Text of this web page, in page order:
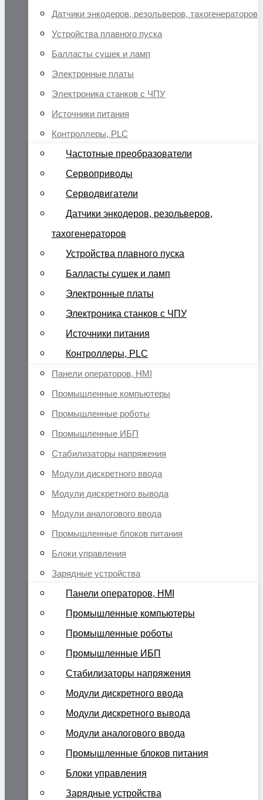
Датчики энкодеров, резольверов, тахогенераторов
Устройства плавного пуска
Балласты сушек и ламп
Электронные платы
Электроника станков с ЧПУ
Источники питания
Контроллеры, PLC
Частотные преобразователи
Сервоприводы
Серводвигатели
Датчики энкодеров, резольверов,
тахогенераторов
Устройства плавного пуска
Балласты сушек и ламп
Электронные платы
Электроника станков с ЧПУ
Источники питания
Контроллеры, PLC
Панели операторов, HMI
Промышленные компьютеры
Промышленные роботы
Промышленные ИБП
Стабилизаторы напряжения
Модули дискретного ввода
Модули дискретного вывода
Модули аналогового ввода
Промышленные блоков питания
Блоки управления
Зарядные устройства
Панели операторов, HMI
Промышленные компьютеры
Промышленные роботы
Промышленные ИБП
Стабилизаторы напряжения
Модули дискретного ввода
Модули дискретного вывода
Модули аналогового ввода
Промышленные блоков питания
Блоки управления
Зарядные устройства